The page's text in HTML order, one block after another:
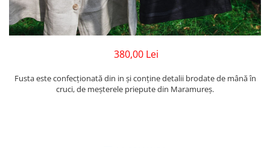
380,00 Lei
Fusta este confecționată din in și conține detalii brodate de mână în
cruci, de meșterele priepute din Maramureș.